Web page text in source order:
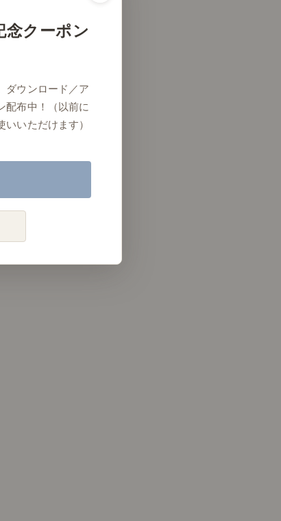
念クーポン
ダウンロード／ア
配布中！（以前に
いただけます）